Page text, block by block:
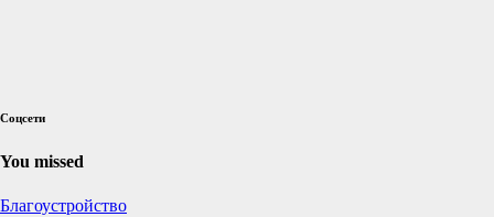
Соцсети
You missed
Благоустройство